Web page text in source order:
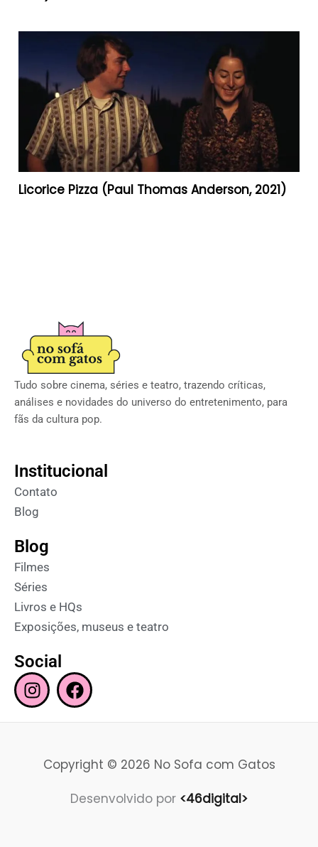
Licorice Pizza (Paul Thomas Anderson, 2021)
Tudo sobre cinema, séries e teatro, trazendo críticas,
análises e novidades do universo do entretenimento, para
fãs da cultura pop.
Institucional
Contato
Blog
Blog
Filmes
Séries
Livros e HQs
Exposições, museus e teatro
Social
I
n
s
F
a
c
o
o
k
Copyright © 2026 No Sofa com Gatos
Desenvolvido por <46digital>